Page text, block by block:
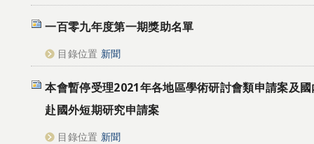
一百零九年度第一期獎助名單
目錄位置 新聞
本會暫停受理2021年各地區學術研討會類申請案及
赴國外短期研究申請案
目錄位置 新聞